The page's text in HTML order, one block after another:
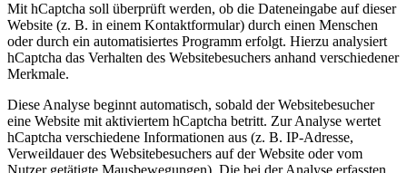
Mit hCaptcha soll überprüft werden, ob die Dateneingabe auf dieser
Website (z. B. in einem Kontaktformular) durch einen Menschen
oder durch ein automatisiertes Programm erfolgt. Hierzu analysiert
hCaptcha das Verhalten des Websitebesuchers anhand verschiedener
Merkmale.
Diese Analyse beginnt automatisch, sobald der Websitebesucher
eine Website mit aktiviertem hCaptcha betritt. Zur Analyse wertet
hCaptcha verschiedene Informationen aus (z. B. IP-Adresse,
Verweildauer des Websitebesuchers auf der Website oder vom